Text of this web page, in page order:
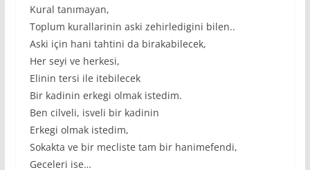
Kural tanımayan,
Toplum kurallarinin aski zehirledigini bilen..
Aski için hani tahtini da birakabilecek,
Her seyi ve herkesi,
Elinin tersi ile itebilecek
Bir kadinin erkegi olmak istedim.
Ben cilveli, isveli bir kadinin
Erkegi olmak istedim,
Sokakta ve bir mecliste tam bir hanimefendi,
Geceleri ise…